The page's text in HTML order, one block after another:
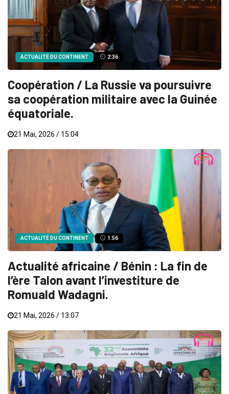
ACTUALITÉ DU CONTINENT 2:36
Coopération / La Russie va poursuivre
sa coopération militaire avec la Guinée
équatoriale.
21 Mai, 2026 / 15:04
ACTUALITÉ DU CONTINENT 1:56
Actualité africaine / Bénin : La fin de
l’ère Talon avant l’investiture de
Romuald Wadagni.
21 Mai, 2026 / 13:07